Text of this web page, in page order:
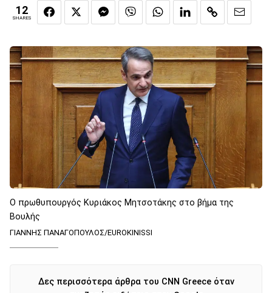
12
SHARES
Ο πρωθυπουργός Κυριάκος Μητσοτάκης στο βήμα της
Βουλής
ΓΙΑΝΝΗΣ ΠΑΝΑΓΟΠΟΥΛΟΣ/EUROKINISSI
Δες περισσότερα άρθρα του CNN Greece όταν